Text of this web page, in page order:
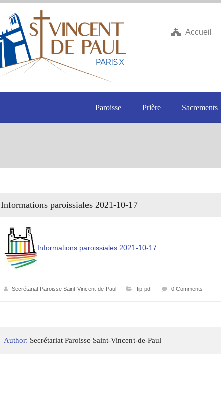
Accueil
Paroisse Prière Sacrements
Informations paroissiales 2021-10-17
Informations paroissiales 2021-10-17
Secrétariat Paroisse Saint-Vincent-de-Paul fip-pdf 0 Comments
Author: Secrétariat Paroisse Saint-Vincent-de-Paul